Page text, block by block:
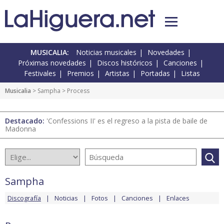
MUSICALIA: Noticias musicales
Novedades
Próximas novedades
Discos históricos
Canciones
Festivales
Premios Artistas Portadas Listas
Musicalia > Sampha > Process
Destacado: 'Confessions II' es el regreso a la pista de baile de
Madonna
Sampha
Discografía Noticias Fotos Canciones Enlaces